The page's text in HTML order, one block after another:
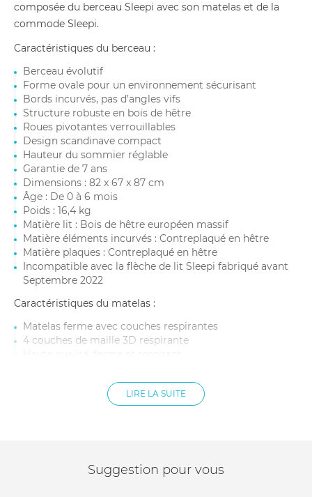
composée du berceau Sleepi avec son matelas et de la
commode Sleepi.
Caractéristiques du berceau :
Berceau évolutif
Forme ovale pour un environnement sécurisant
Bords incurvés, pas d’angles vifs
Structure robuste en bois de hêtre
Roues pivotantes verrouillables
Design scandinave compact
Hauteur du sommier réglable
Garantie de 7 ans
Dimensions : 82 x 67 x 87 cm
Âge : De 0 à 6 mois
Poids : 16,4 kg
Matière lit : Bois de hêtre européen massif
Matière éléments incurvés : Contreplaqué en hêtre
Matière plaques : Contreplaqué en hêtre
Incompatible avec la flèche de lit Sleepi fabriqué avant
Septembre 2022
Caractéristiques du matelas :
Matelas ferme avec couches respirantes
4 couches de maille 3D respirante
Flux d’air optimal pour éviter l’accumulation de chaleur
Certifié Oeko-Tex® Standard 100 classe 1
Dimensions : Adapté au berceau Mini Sleepi V3
Housse lavable en machine à 60 °C et le cœur peut être
LIRE LA SUITE
Suggestion pour vous